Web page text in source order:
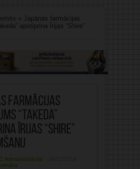
» Japānas farmācijas
apstiprina Īrijas “Shire”
farmācijas
“Takeda”
Īrijas “Shire”
Administrācija